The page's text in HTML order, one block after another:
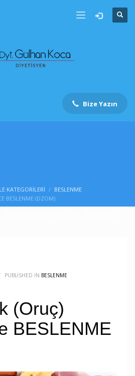
Bize Yazın
KATEGORILERI
BESLENME
BESLENME (DZOM)
PUBLISHED IN BESLENME
(Oruç)
BESLENME